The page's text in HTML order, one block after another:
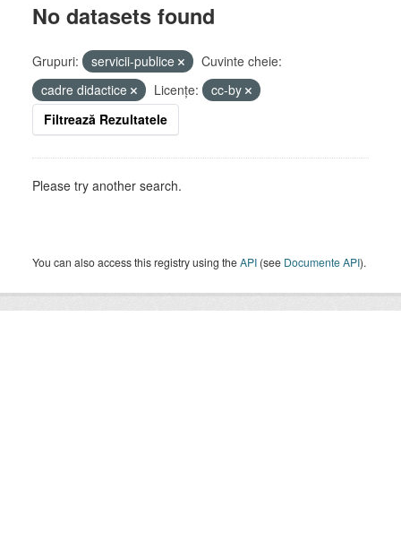
No datasets found
Grupuri: servicii-publice
Cuvinte cheie:
cadre didactice
Licenţe:
cc-by
Filtrează Rezultatele
Please try another search.
You can also access this registry using theAPI (see Documente API).